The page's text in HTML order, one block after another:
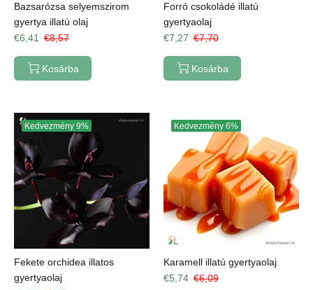
Bazsarózsa selyemszirom
gyertya illatú olaj
€6,41
€8,57
Kosárba
Forró csokoládé illatú
gyertyaolaj
€7,27 €7,70
Kosárba
Kedvezmény 9%
Fekete orchidea illatos
gyertyaolaj
Kedvezmény 6%
Karamell illatú gyertyaolaj
€5,74 €6,09